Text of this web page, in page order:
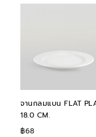
จานกลมแบน FLAT
18.0 CM.
฿68